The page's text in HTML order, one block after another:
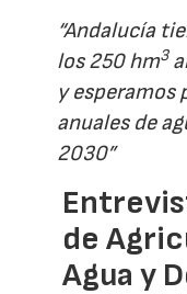
“Andalucía
los 250 hm3
y
anuales de
2030”
de
Agua y